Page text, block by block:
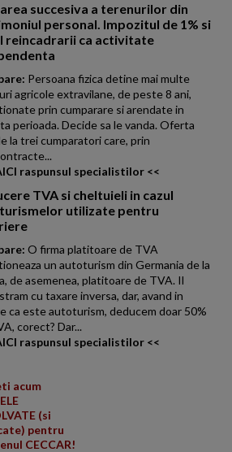
succesiva a terenurilor din
personal. Impozitul de 1% si
reincadrarii ca activitate
Persoana fizica detine mai multe
agricole extravilane, de peste 8 ani,
prin cumparare si arendate in
perioada. Decide sa le vanda. Oferta
la trei cumparatori care, prin
raspunsul specialistilor <<
TVA si cheltuieli in cazul
utilizate pentru
O firma platitoare de TVA
un autoturism din Germania de la
de asemenea, platitoare de TVA. Il
cu taxare inversa, dar, avand in
ca este autoturism, deducem doar 50%
corect? Dar...
raspunsul specialistilor <<
acum
(si
pentru
CECCAR!